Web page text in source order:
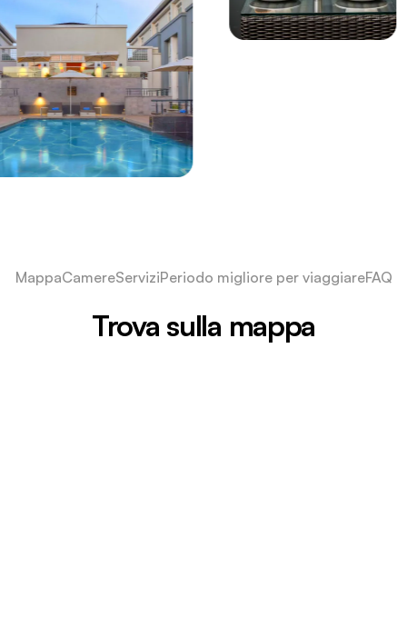
MappaCamereServiziPeriodo migliore per viaggiareFAQ
Trova sulla mappa